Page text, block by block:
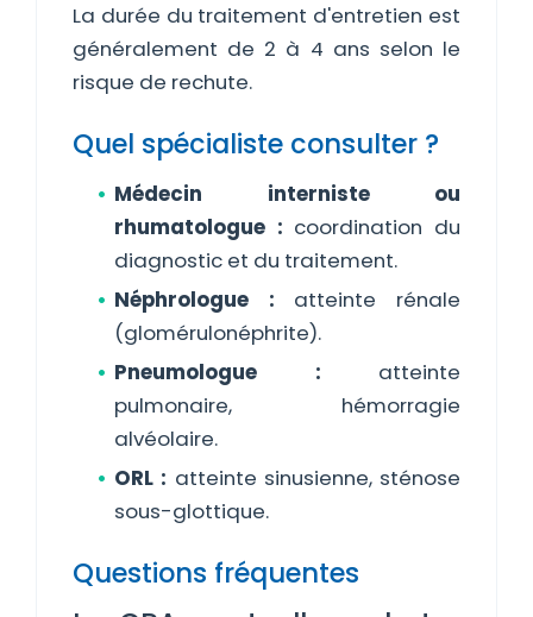
La durée du traitement d'entretien est
généralement de 2 à 4 ans selon le
risque de rechute.
Quel spécialiste consulter ?
Médecin interniste ou
rhumatologue : coordination du
diagnostic et du traitement.
Néphrologue : atteinte rénale
(glomérulonéphrite).
Pneumologue : atteinte
pulmonaire, hémorragie
alvéolaire.
ORL : atteinte sinusienne, sténose
sous-glottique.
Questions fréquentes